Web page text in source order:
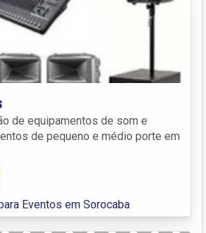
de equipamentos de som e
de pequeno e médio porte em
Eventos em Sorocaba